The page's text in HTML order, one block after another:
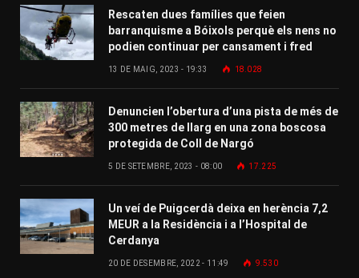
Rescaten dues famílies que feien
barranquisme a Bóixols perquè els nens no
podien continuar per cansament i fred
13 DE MAIG, 2023 - 19:33 18.028
Denuncien l’obertura d’una pista de més de
300 metres de llarg en una zona boscosa
protegida de Coll de Nargó
5 DE SETEMBRE, 2023 - 08:00 17.225
Un veí de Puigcerdà deixa en herència 7,2
MEUR a la Residència i a l’Hospital de
Cerdanya
20 DE DESEMBRE, 2022 - 11:49 9.530